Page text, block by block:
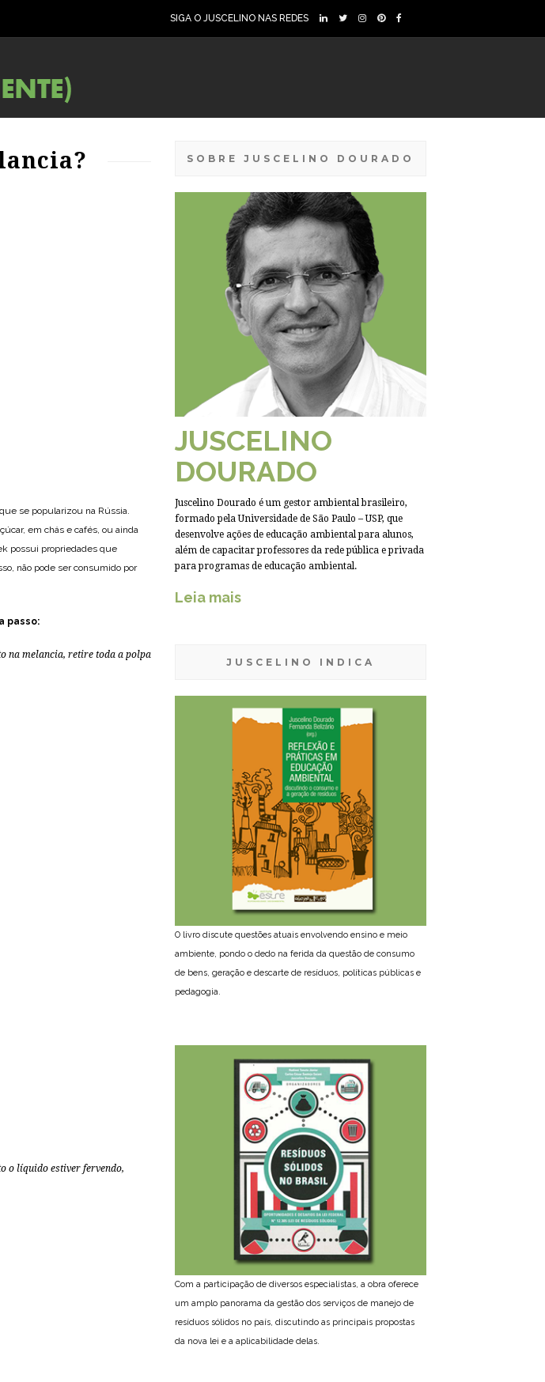
SIGA O JUSCELINO NAS REDES
se popularizou na Rússia.
em chás e cafés, ou ainda
possui propriedades que
não pode ser consumido por
passo:
na melancia, retire toda a polpa
o líquido estiver fervendo,
SOBRE JUSCELINO DOURADO
JUSCELINO
DOURADO
Juscelino Dourado é um gestor ambiental brasileiro,
formado pela Universidade de São Paulo – USP, que
desenvolve ações de educação ambiental para alunos,
além de capacitar professores da rede pública e privada
para programas de educação ambiental.
Leia mais
JUSCELINO INDICA
O livro discute questões atuais envolvendo ensino e meio
ambiente, pondo o dedo na ferida da questão de consumo
de bens, geração e descarte de resíduos, políticas públicas e
pedagogia.
Com a participação de diversos especialistas, a obra oferece
um amplo panorama da gestão dos serviços de manejo de
resíduos sólidos no país, discutindo as principais propostas
da nova lei e a aplicabilidade delas.